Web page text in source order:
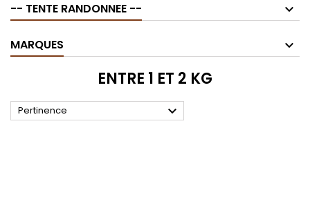
-- TENTE RANDONNEE --
MARQUES
ENTRE 1 ET 2 KG
Pertinence 